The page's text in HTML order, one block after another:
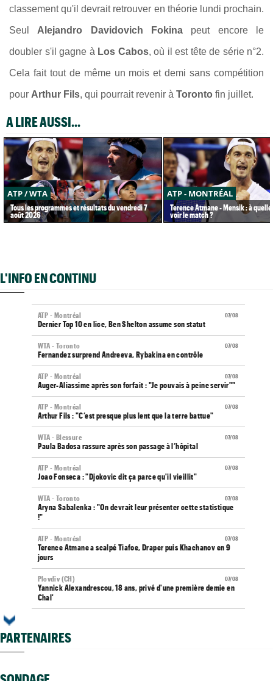
classement qu'il devrait retrouver en théorie lundi prochain.
Seul Alejandro Davidovich Fokina peut encore le
doubler s'il gagne à Los Cabos, où il est tête de série n°2.
Cela fait tout de même un mois et demi sans compétition
pour Arthur Fils, qui pourrait revenir à Toronto fin juillet.
A LIRE AUSSI...
ATP / WTA
Tous les programmes et résultats du vendredi 7
août 2026
ATP - MONTRÉAL
Terence Atmane - Mensik : à
voir le match ?
L'INFO EN CONTINU
07/08
ATP - Montréal
Dernier Top 10 en lice, Ben Shelton assume son statut
07/08
WTA - Toronto
Fernandez surprend Andreeva, Rybakina en contrôle
07/08
ATP - Montréal
Auger-Aliassime après son forfait : "Je pouvais à peine servir""
07/08
ATP - Montréal
Arthur Fils : "C’est presque plus lent que la terre battue"
07/08
WTA - Blessure
Paula Badosa rassure après son passage à l’hôpital
07/08
ATP - Montréal
Joao Fonseca : "Djokovic dit ça parce qu'il vieillit"
07/08
WTA - Toronto
Aryna Sabalenka : "On devrait leur présenter cette statistique
!"
07/08
ATP - Montréal
Terence Atmane a scalpé Tiafoe, Draper puis Khachanov en 9
jours
07/08
Plovdiv (CH)
Yannick Alexandrescou, 18 ans, privé d'une première demie en
Chal'
PARTENAIRES